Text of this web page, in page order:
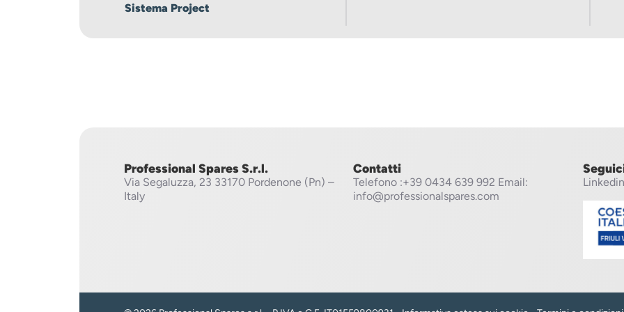
Sistema Project
Professional Spares S.r.l.
Via Segaluzza, 23 33170 Pordenone (Pn) –
Italy
Contatti
Telefono :+39 0434 639 992 Email:
info@professionalspares.com
Linkedin